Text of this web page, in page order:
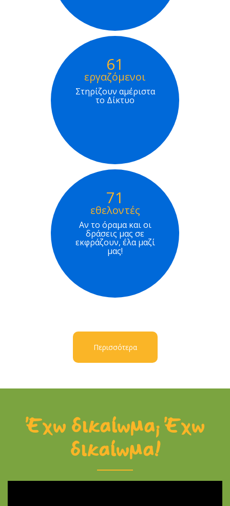
61
εργαζόμενοι
Στηρίζουν αμέριστα
το Δίκτυο
71
εθελοντές
Αν το όραμα και οι
δράσεις μας σε
εκφράζουν, έλα μαζί
μας!
Περισσότερα
Έχω δικαίωμα; Έχω
δικαίωμα!